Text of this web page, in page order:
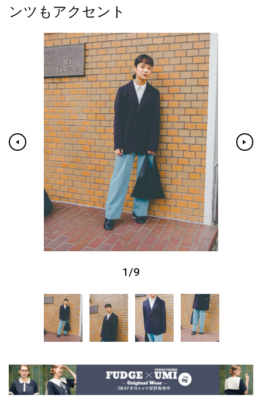
ンツもアクセント
1/9